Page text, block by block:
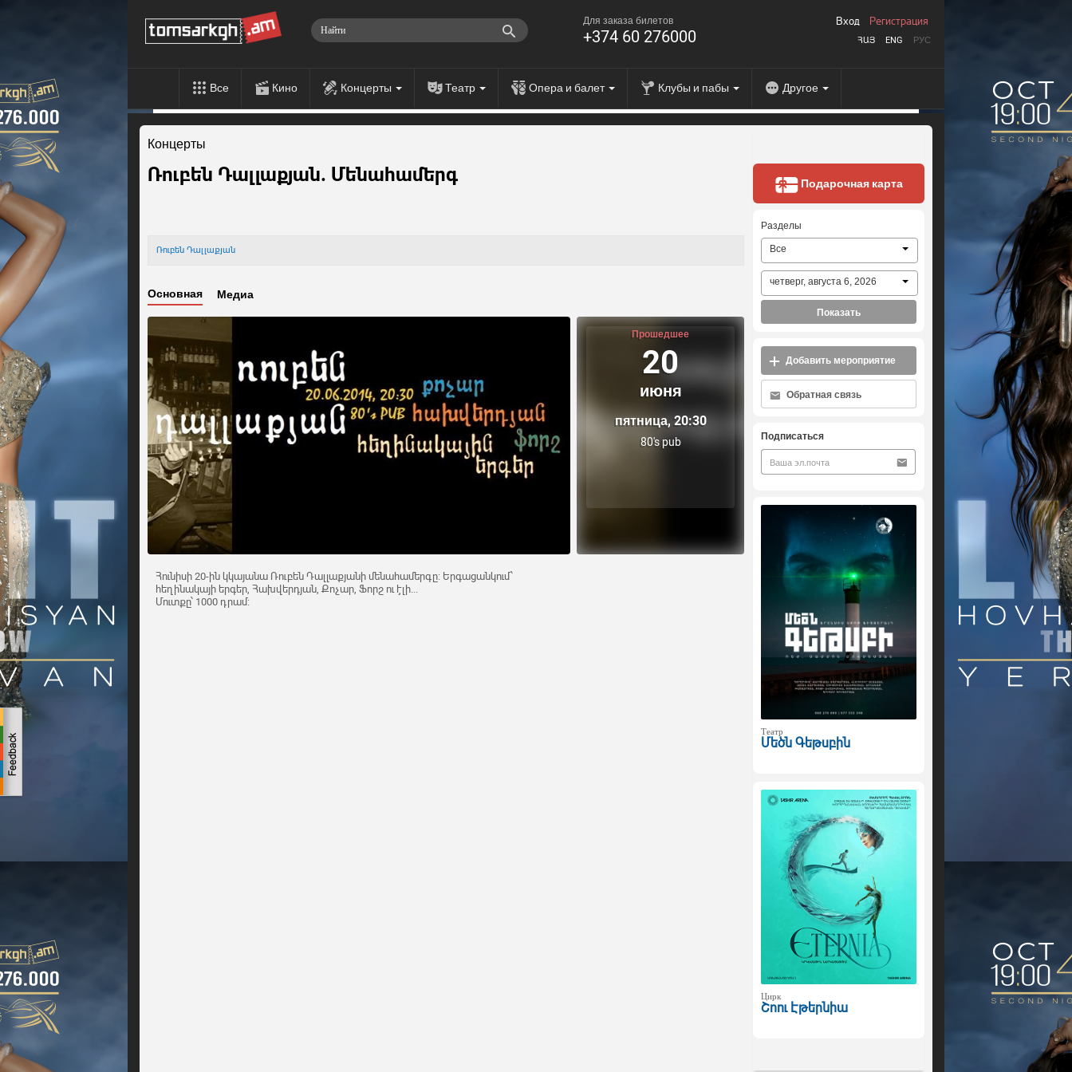
Для заказа билетов
+374 60 276000 ՀԱՅ ENG РУС
Вход Регистрация
Все Кино Концерты Театр Опера и балет Клубы и пабы Другое
Концерты
Ռուբեն Դալլաքյան. Մենահամերգ
Ռուբեն Դալլաքյան
Основная Медиа
Прошедшее
20
июня
пятница, 20:30
80's pub
Հունիսի 20-ին կկայանա Ռուբեն Դալլաքյանի մենահամերգը: Երգացանկում՝
հեղինակայի երգեր, Հախվերդյան, Քոչար, Ֆորշ ու էլի...
Մուտքը՝ 1000 դրամ:
Подарочная карта
Разделы
Все
четверг, августа 6, 2026
Показать
Добавить мероприятие
Обратная связь
Подписаться
Театр
Մեծն Գեթսբին
Цирк
Շոու Էթերնիա